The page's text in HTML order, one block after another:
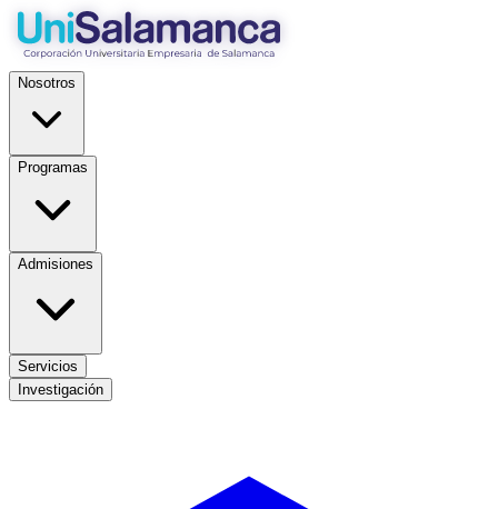
Nosotros
Programas
Admisiones
Servicios
Investigación